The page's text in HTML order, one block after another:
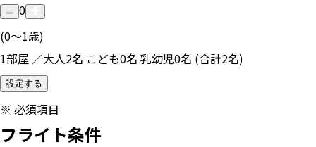
0
(0〜1歳)
1部屋 ／大人2名 こども0名 乳幼児0名 (合計2名)
設定する
※ 必須項目
フライト条件